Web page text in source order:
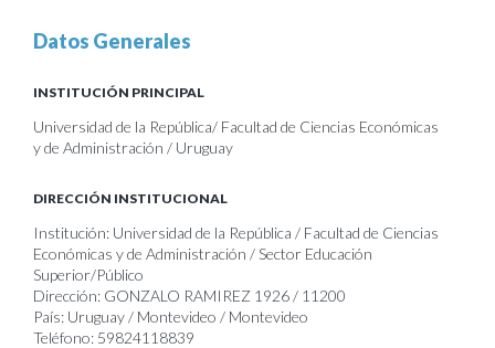
Datos Generales
INSTITUCIÓN PRINCIPAL
Universidad de la República/ Facultad de Ciencias Económicas
y de Administración / Uruguay
DIRECCIÓN INSTITUCIONAL
Institución: Universidad de la República / Facultad de Ciencias
Económicas y de Administración / Sector Educación
Superior/Público
Dirección: GONZALO RAMIREZ 1926 / 11200
País: Uruguay / Montevideo / Montevideo
Teléfono: 59824118839